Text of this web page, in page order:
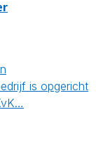
is opgericht